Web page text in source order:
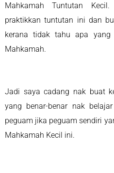
Mahkamah Tuntutan
praktikkan tuntutan ini dan
kerana tidak tahu apa
Mahkamah.
Jadi saya cadang nak buat
yang benar-benar nak
peguam jika peguam sendiri
Mahkamah Kecil ini.